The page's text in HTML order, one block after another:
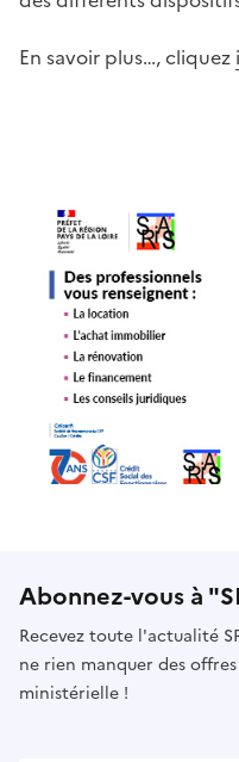
En savoir plus…, cliquez
Abonnez-vous à
Recevez toute l'actualité
ne rien manquer des
ministérielle !